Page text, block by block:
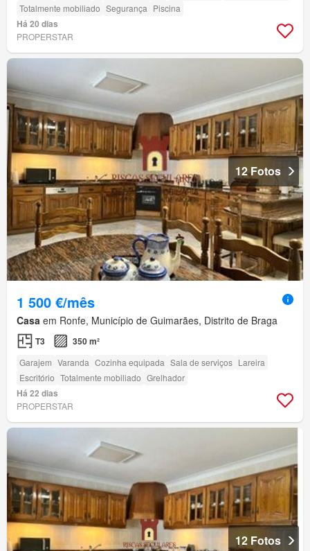
Totalmente mobiliado Segurança Piscina
Há 20 dias
PROPERSTAR
12 Fotos
1 500 €/mês
Casa em Ronfe, Município de Guimarães, Distrito de Braga
T3 350 m²
Garajem Varanda Cozinha equipada Sala de serviços Lareira
Escritório Totalmente mobiliado Grelhador
Há 22 dias
PROPERSTAR
12 Fotos